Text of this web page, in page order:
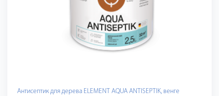
Антисептик для дерева ELEMENT AQUA ANTISEPTIK, венге